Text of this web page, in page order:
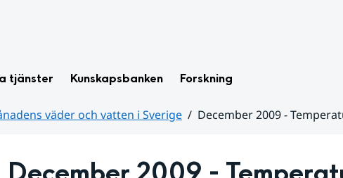
tjänster Kunskapsbanken Forskning
väder och vatten i Sverige
December 2009 -